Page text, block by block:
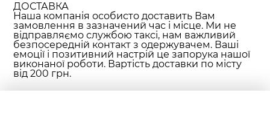
ДОСТАВКА
Наша компанія особисто доставить Вам
замовлення в зазначений час і місце. Ми не
відправляємо службою таксі, нам важливий
безпосередній контакт з одержувачем. Ваші
емоції і позитивний настрій це запорука нашої
виконаної роботи. Вартість доставки по місту
від 200 грн.